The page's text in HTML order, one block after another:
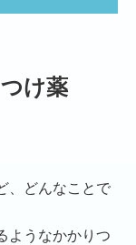
け薬
、どんなことで
ようなかかりつ